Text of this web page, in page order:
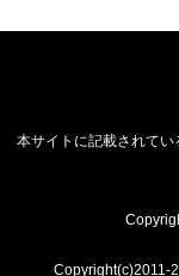
本サイトに記載されて
Copyright(c)2011-